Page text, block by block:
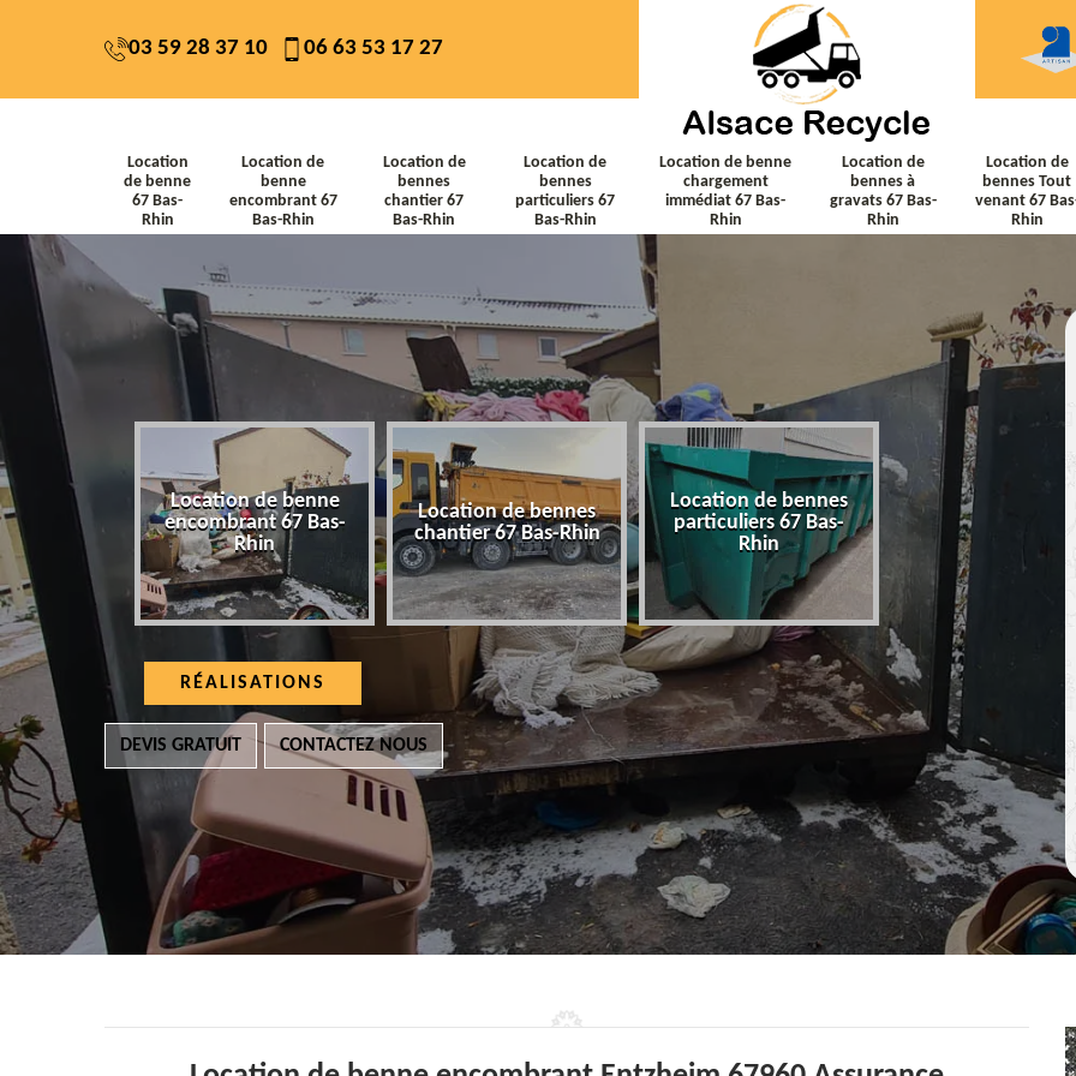
03 59 28 37 10 06 63 53 17 27
Location
de benne
67 Bas-
Rhin
Location de
benne
encombrant 67
Bas-Rhin
Location de
bennes
chantier 67
Bas-Rhin
Location de
bennes
particuliers 67
Bas-Rhin
Location de benne
chargement
immédiat 67 Bas-
Rhin
Location de
bennes à
gravats 67 Bas-
Rhin
Location de
bennes Tout
venant 67
Rhin
benne 67
Location de benne
encombrant 67 Bas-
Rhin
Location de bennes
chantier 67 Bas-Rhin
Location de bennes
particuliers 67 Bas-
Rhin
Location de
chargement
67 Bas-Rhin
RÉALISATIONS
DEVIS GRATUIT CONTACTEZ NOUS